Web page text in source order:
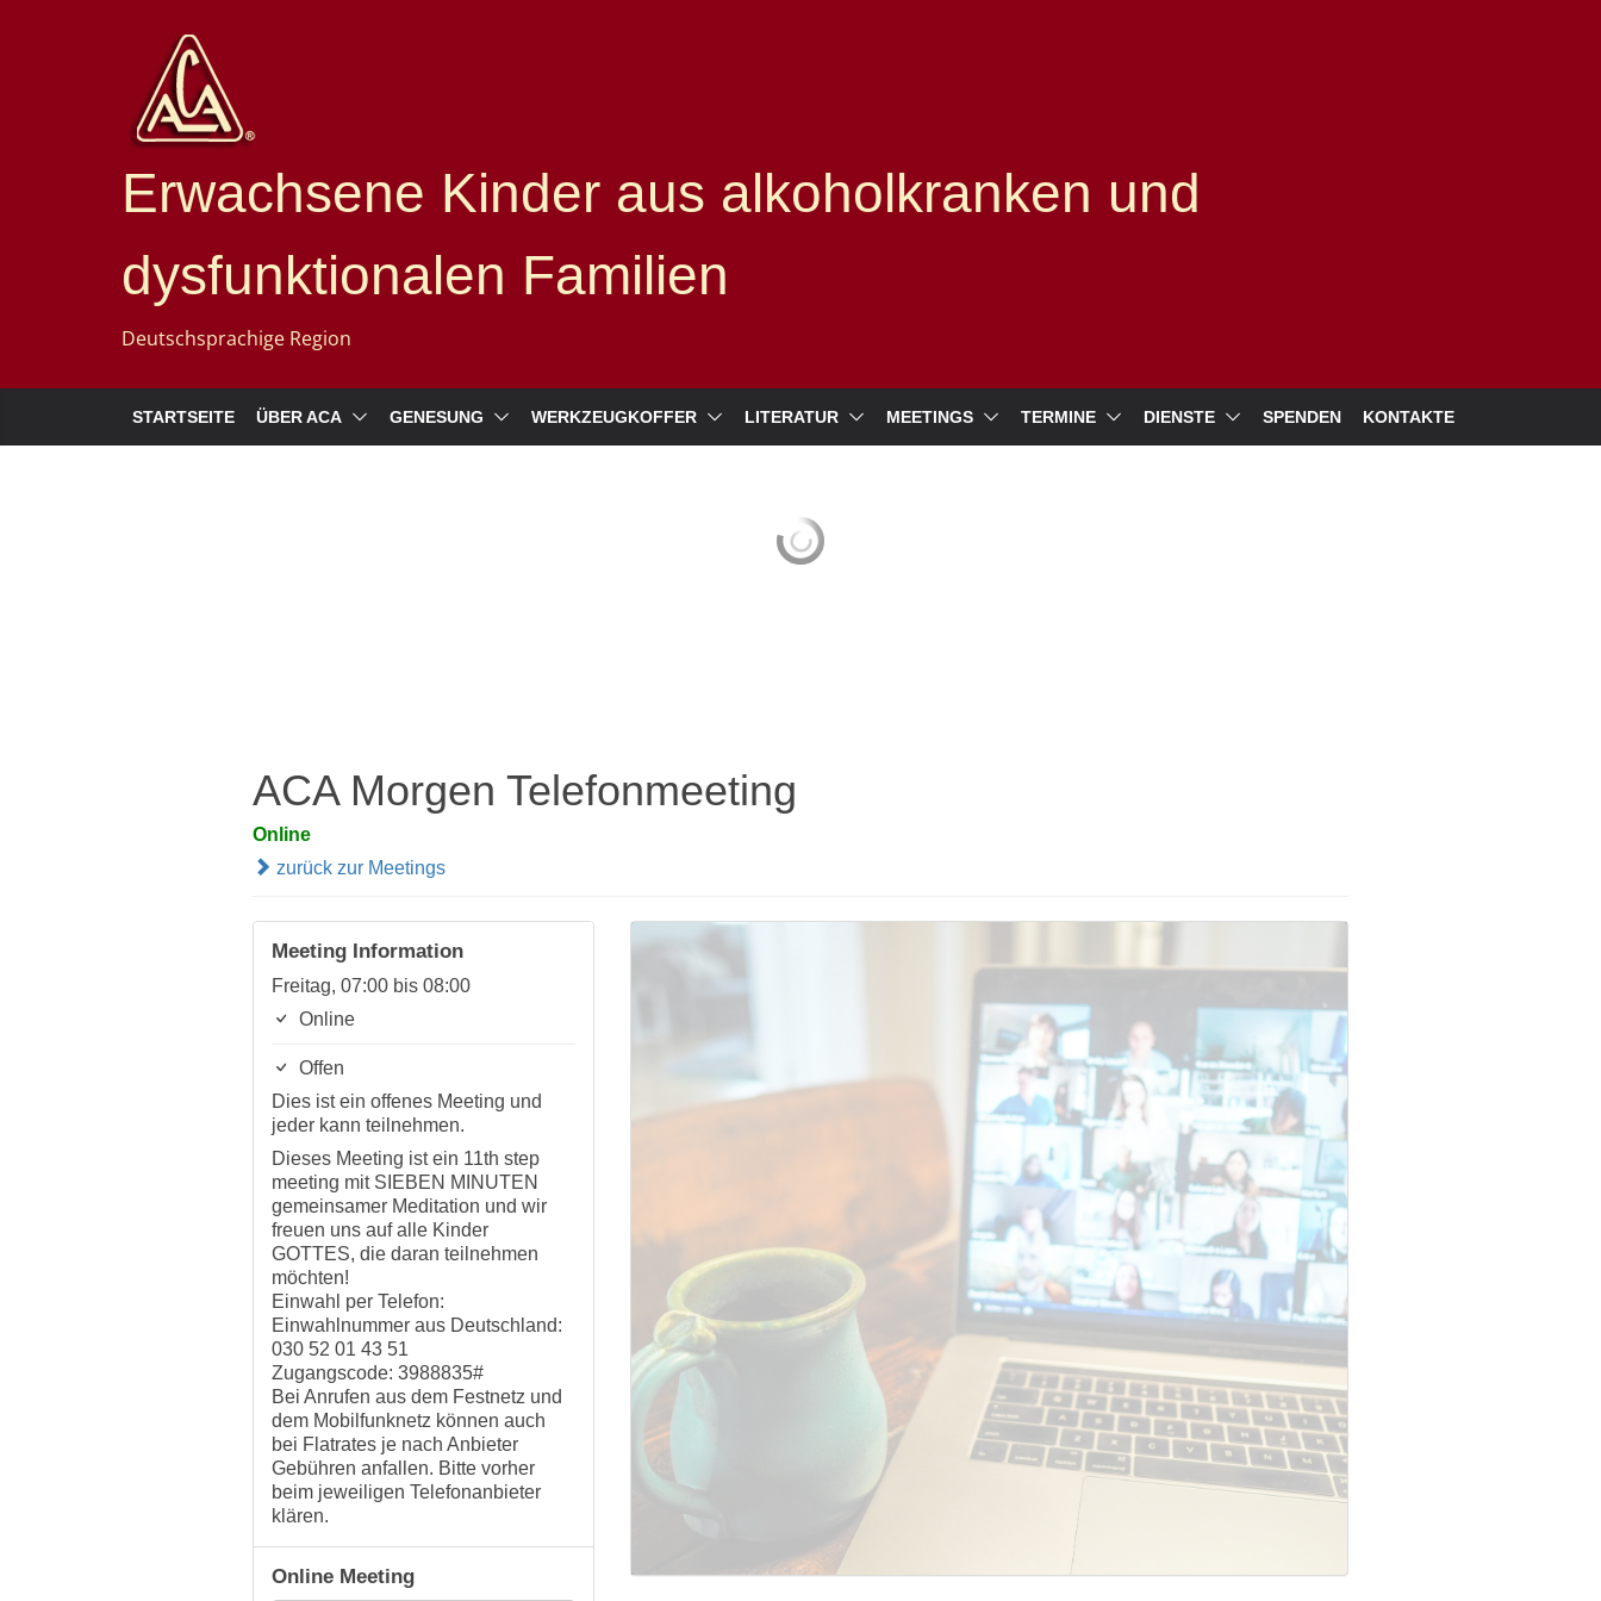
Erwachsene Kinder aus alkoholkranken und
dysfunktionalen Familien
Deutschsprachige Region
STARTSEITE ÜBER ACA GENESUNG WERKZEUGKOFFER LITERATUR MEETINGS TERMINE DIENSTE SPENDEN KONTAKTE
ACA Morgen Telefonmeeting
Online
zurück zur Meetings
Meeting Information
Freitag, 07:00 bis 08:00
Online
Offen
Dies ist ein offenes Meeting und
jeder kann teilnehmen.
Dieses Meeting ist ein 11th step
meeting mit SIEBEN MINUTEN
gemeinsamer Meditation und wir
freuen uns auf alle Kinder
GOTTES, die daran teilnehmen
möchten!
Einwahl per Telefon:
Einwahlnummer aus Deutschland:
030 52 01 43 51
Zugangscode: 3988835#
Bei Anrufen aus dem Festnetz und
dem Mobilfunknetz können auch
bei Flatrates je nach Anbieter
Gebühren anfallen. Bitte vorher
beim jeweiligen Telefonanbieter
klären.
Online Meeting